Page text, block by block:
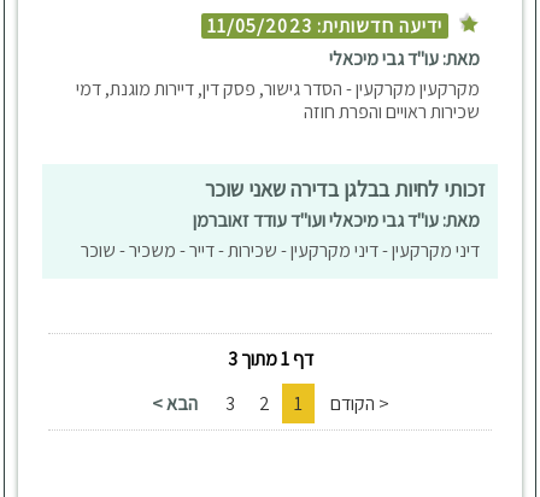
ידיעה חדשותית: 11/05/2023
מאת: עו"ד גבי מיכאלי
מקרקעין מקרקעין - הסדר גישור, פסק דין, דיירות מוגנת, דמי
שכירות ראויים והפרת חוזה
זכותי לחיות בבלגן בדירה שאני שוכר
מאת: עו"ד גבי מיכאלי ועו"ד עודד זאוברמן
דיני מקרקעין - דיני מקרקעין - שכירות - דייר - משכיר - שוכר
דף 1 מתוך 3
< הקודם
1
2
3 הבא >